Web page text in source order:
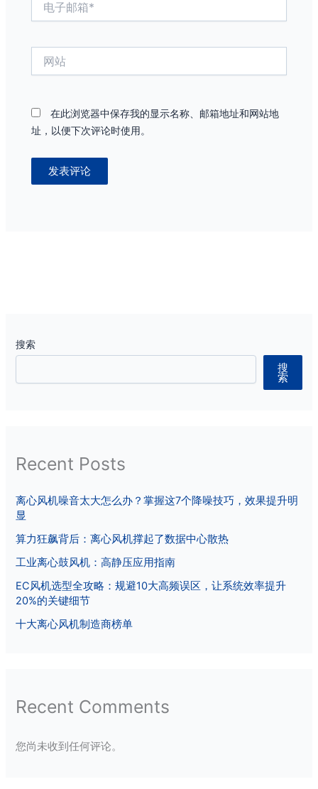
在此浏览器中保存我的显示名称、邮箱地址和网站地
址，以便下次评论时使用。
搜索
搜
索
Recent Posts
离心风机噪音太大怎么办？掌握这7个降噪技巧，效果提升明
显
算力狂飙背后：离心风机撑起了数据中心散热
工业离心鼓风机：高静压应用指南
EC风机选型全攻略：规避10大高频误区，让系统效率提升
20%的关键细节
十大离心风机制造商榜单
Recent Comments
您尚未收到任何评论。